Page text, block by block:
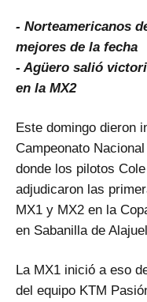
- Norteamericanos
mejores de la fecha
- Agüero salió
en la MX2
Este domingo dieron
Campeonato
donde los pilotos
adjudicaron las
MX1 y MX2 en la
en Sabanilla de
La MX1 inició a eso
del equipo KTM